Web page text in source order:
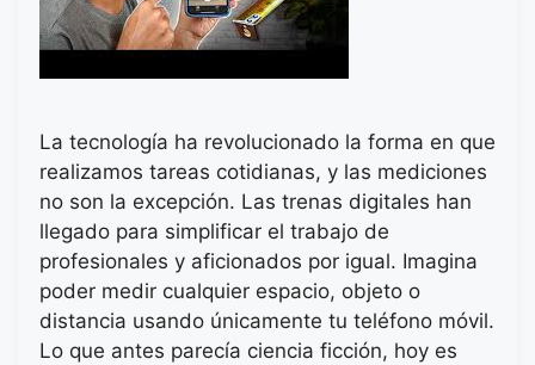
La tecnología ha revolucionado la forma en que
realizamos tareas cotidianas, y las mediciones
no son la excepción. Las trenas digitales han
llegado para simplificar el trabajo de
profesionales y aficionados por igual. Imagina
poder medir cualquier espacio, objeto o
distancia usando únicamente tu teléfono móvil.
Lo que antes parecía ciencia ficción, hoy es